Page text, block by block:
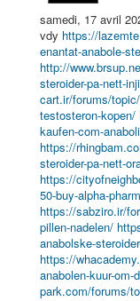
samedi, 17 avril
vdy https://
enantat-anabole-
http://
steroider-pa-nett-
cart.ir/forums/
testosteron-kopen/
kaufen-com-
https://
steroider-pa-nett-
https://
50-buy-alpha-
https://sabziro.ir/
pillen-nadelen/
anabolske-
https://
anabolen-kuur-om-
park.com/forums/